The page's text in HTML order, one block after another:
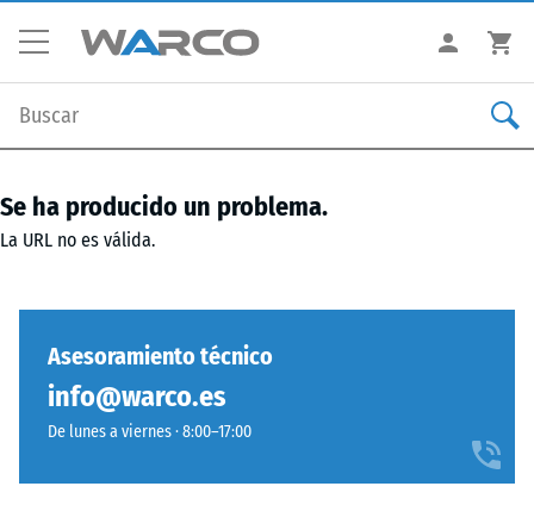
Se ha producido un problema.
La URL no es válida.
Asesoramiento técnico
info@warco.es
De lunes a viernes · 8:00–17:00